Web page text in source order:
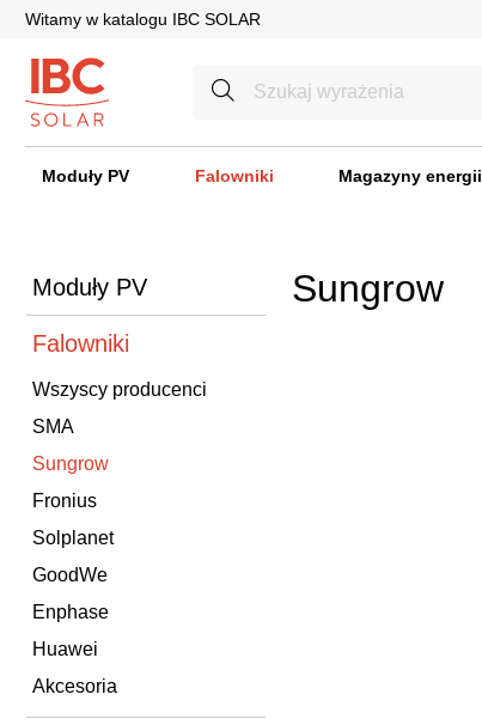
Witamy w katalogu IBC SOLAR
Moduły PV Falowniki Magazyny energii
Moduły PV
Falowniki
Wszyscy producenci
SMA
Sungrow
Fronius
Solplanet
GoodWe
Enphase
Huawei
Akcesoria
Sungrow